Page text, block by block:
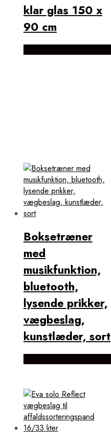
klar glas 150 x
90 cm
Boksetræner
med
musikfunktion,
bluetooth,
lysende prikker,
vægbeslag,
kunstlæder, sort